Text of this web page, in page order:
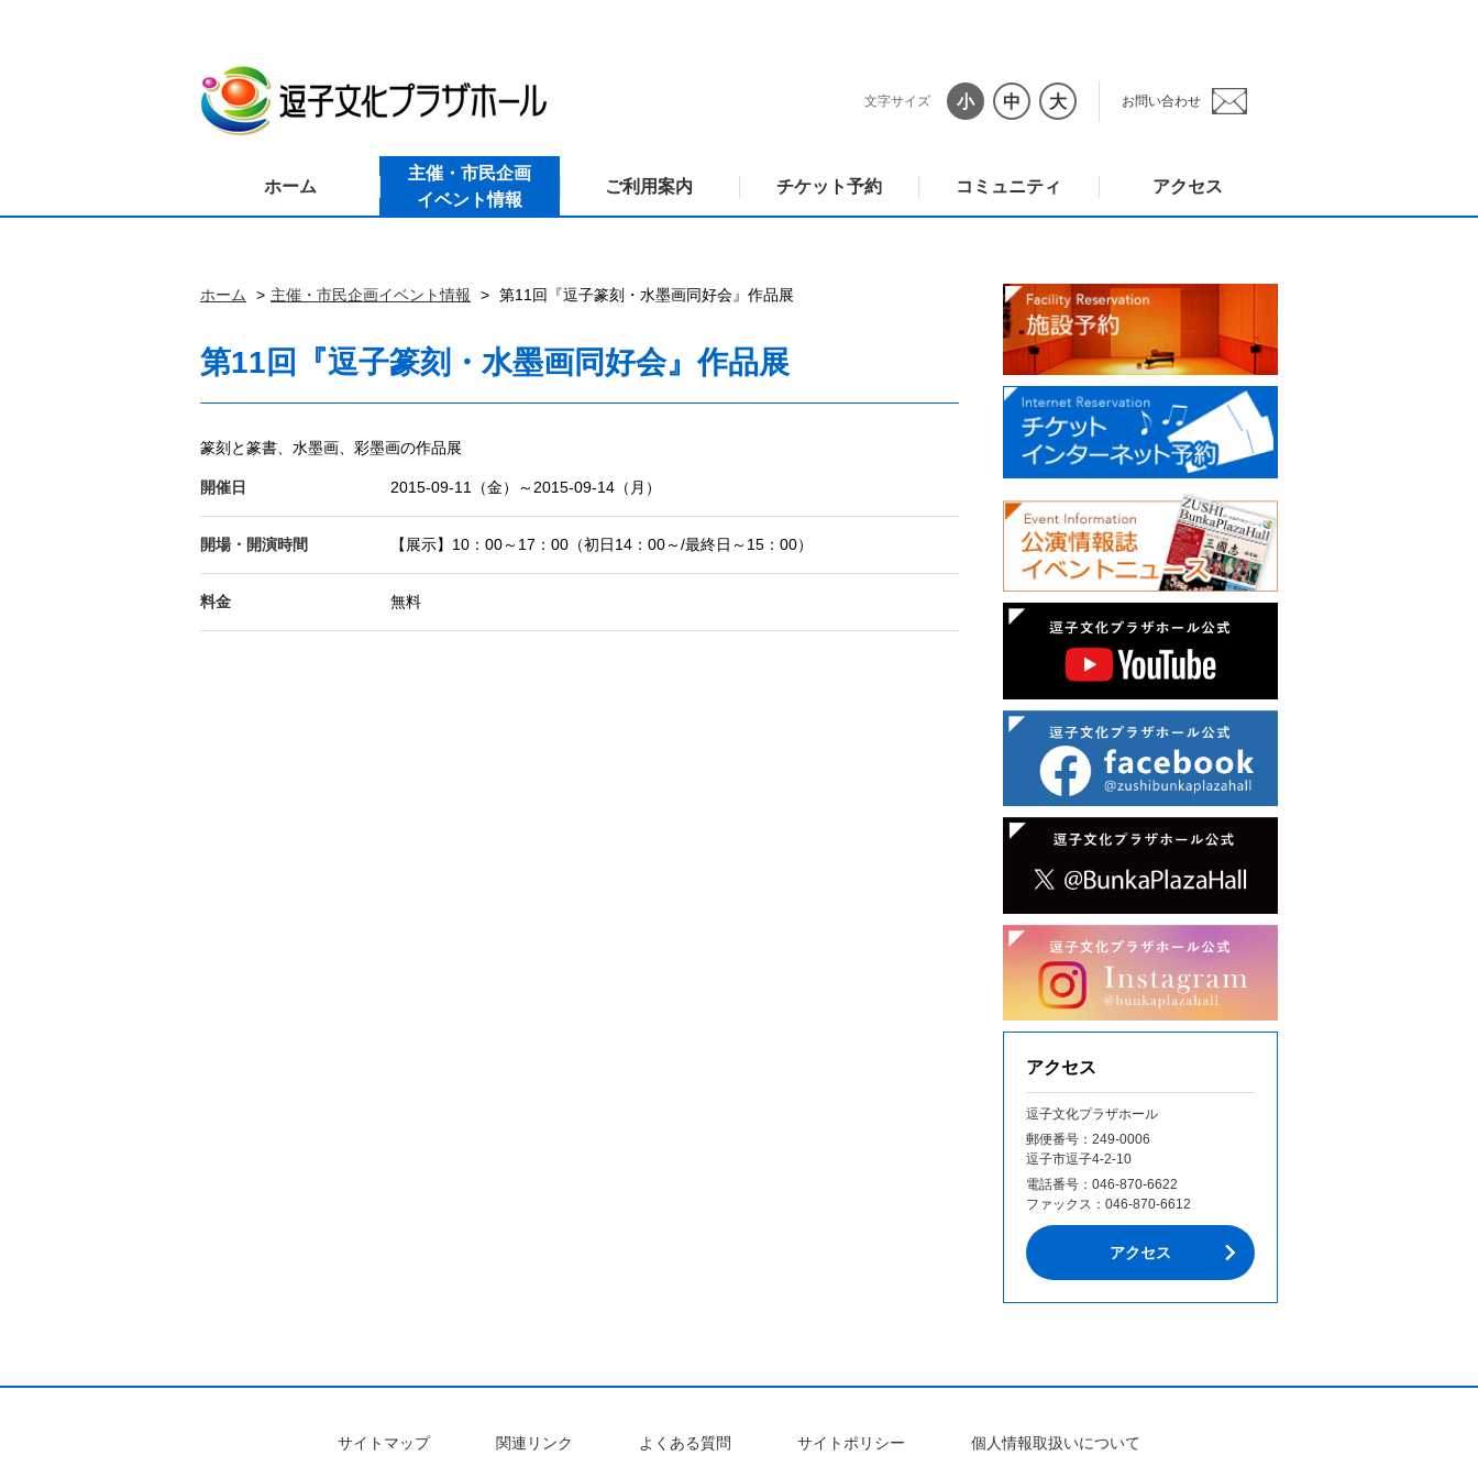
文字サイズ 小 中 大 お問い合わせ
ホーム
主催・市民企画
イベント情報
ご利用案内 チケット予約 コミュニティ アクセス
ホーム 主催・市民企画イベント情報 第11回『逗子篆刻・水墨画同好会』作品展
第11回『逗子篆刻・水墨画同好会』作品展
篆刻と篆書、水墨画、彩墨画の作品展
開催日 2015-09-11（金）～2015-09-14（月）
開場・開演時間 【展示】10：00～17：00（初日14：00～/最終日～15：00）
料金 無料
アクセス
逗子文化プラザホール
郵便番号：249‐0006
逗子市逗子4-2-10
電話番号： 046-870-6622
ファックス： 046-870-6612
アクセス
サイトマップ 関連リンク よくある質問 サイトポリシー 個人情報取扱いについて